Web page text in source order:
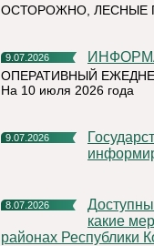
ОСТОРОЖНО, ЛЕСНЫЕ
9.07.2026
ОПЕРАТИВНЫЙ
На 10 июля 2026 года
9.07.2026
Государственная инспекция труда в Республике Коми
8.07.2026
Доступные микрозаймы и программы для участников СВО:
какие
районах Республики